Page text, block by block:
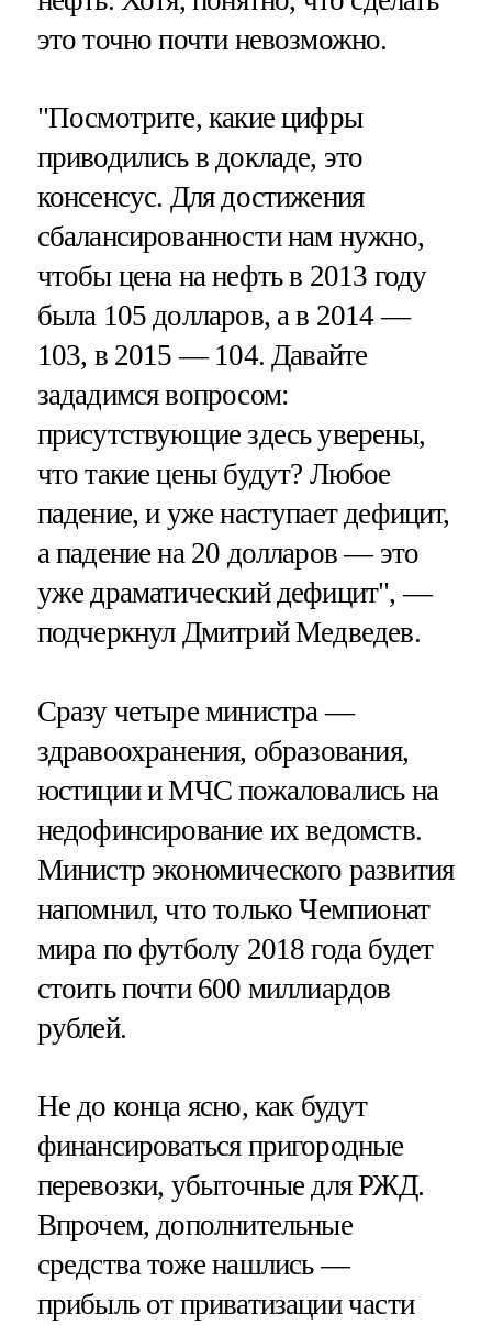
это точно почти невозможно.
"Посмотрите, какие цифры
приводились в докладе, это
консенсус. Для достижения
сбалансированности нам нужно,
чтобы цена на нефть в 2013 году
была 105 долларов, а в 2014 —
103, в 2015 — 104. Давайте
зададимся вопросом:
присутствующие здесь уверены,
что такие цены будут? Любое
падение, и уже наступает дефицит,
а падение на 20 долларов — это
уже драматический дефицит", —
подчеркнул Дмитрий Медведев.
Сразу четыре министра —
здравоохранения, образования,
юстиции и МЧС пожаловались на
недофинсирование их ведомств.
Министр экономического развития
напомнил, что только Чемпионат
мира по футболу 2018 года будет
стоить почти 600 миллиардов
рублей.
Не до конца ясно, как будут
финансироваться пригородные
перевозки, убыточные для РЖД.
Впрочем, дополнительные
средства тоже нашлись —
прибыль от приватизации части